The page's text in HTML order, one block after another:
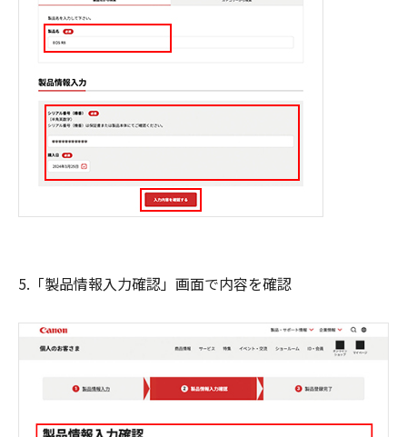
5.「製品情報入力確認」画面で内容を確認